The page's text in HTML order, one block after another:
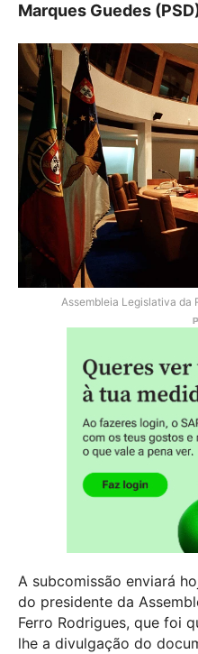
Marques Guedes
Assembleia Legislativa da
A subcomissão enviará
do presidente da
Ferro Rodrigues, que foi
lhe a divulgação do